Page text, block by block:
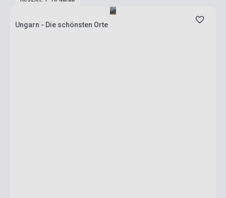
Ungarn - Die schönsten Orte